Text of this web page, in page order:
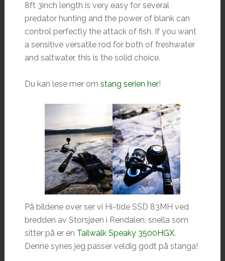
8ft 3inch length is very easy for several
predator hunting and the power of blank can
control perfectly the attack of fish. If you want
a sensitive versatile rod for both of freshwater
and saltwater, this is the solid choice.
Du kan lese mer om stang serien her!
På bildene over ser vi Hi-tide SSD 83MH ved
bredden av Storsjøen i Rendalen, snella som
sitter på er en Tailwalk Speaky 3500HGX.
Denne synes jeg passer veldig godt på stanga!